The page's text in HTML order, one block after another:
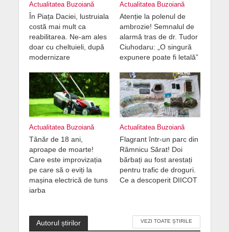
Actualitatea Buzoiană
În Piața Daciei, lustruiala
costă mai mult ca
reabilitarea. Ne-am ales
doar cu cheltuieli, după
modernizare
Actualitatea Buzoiană
Atenție la polenul de
ambrozie! Semnalul de
alarmă tras de dr. Tudor
Ciuhodaru: „O singură
expunere poate fi letală”
Actualitatea Buzoiană
Tânăr de 18 ani,
aproape de moarte!
Care este improvizația
pe care să o eviți la
mașina electrică de tuns
iarba
Actualitatea Buzoiană
Flagrant într-un parc din
Râmnicu Sărat! Doi
bărbați au fost arestați
pentru trafic de droguri.
Ce a descoperit DIICOT
Autorul știrilor VEZI TOATE ȘTIRILE